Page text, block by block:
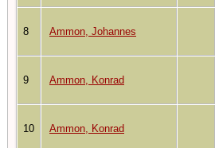
8 Ammon, Johannes
9 Ammon, Konrad
10 Ammon, Konrad